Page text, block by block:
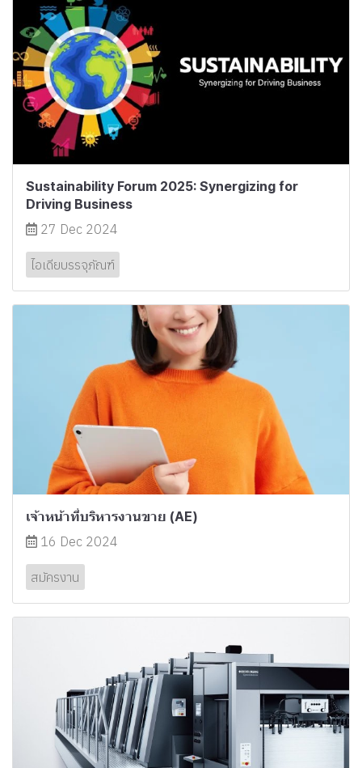
Sustainability Forum 2025: Synergizing for
Driving Business
27 Dec 2024
ไอเดียบรรจุภัณฑ์
เจ้าหน้าที่บริหารงานขาย (AE)
16 Dec 2024
สมัครงาน